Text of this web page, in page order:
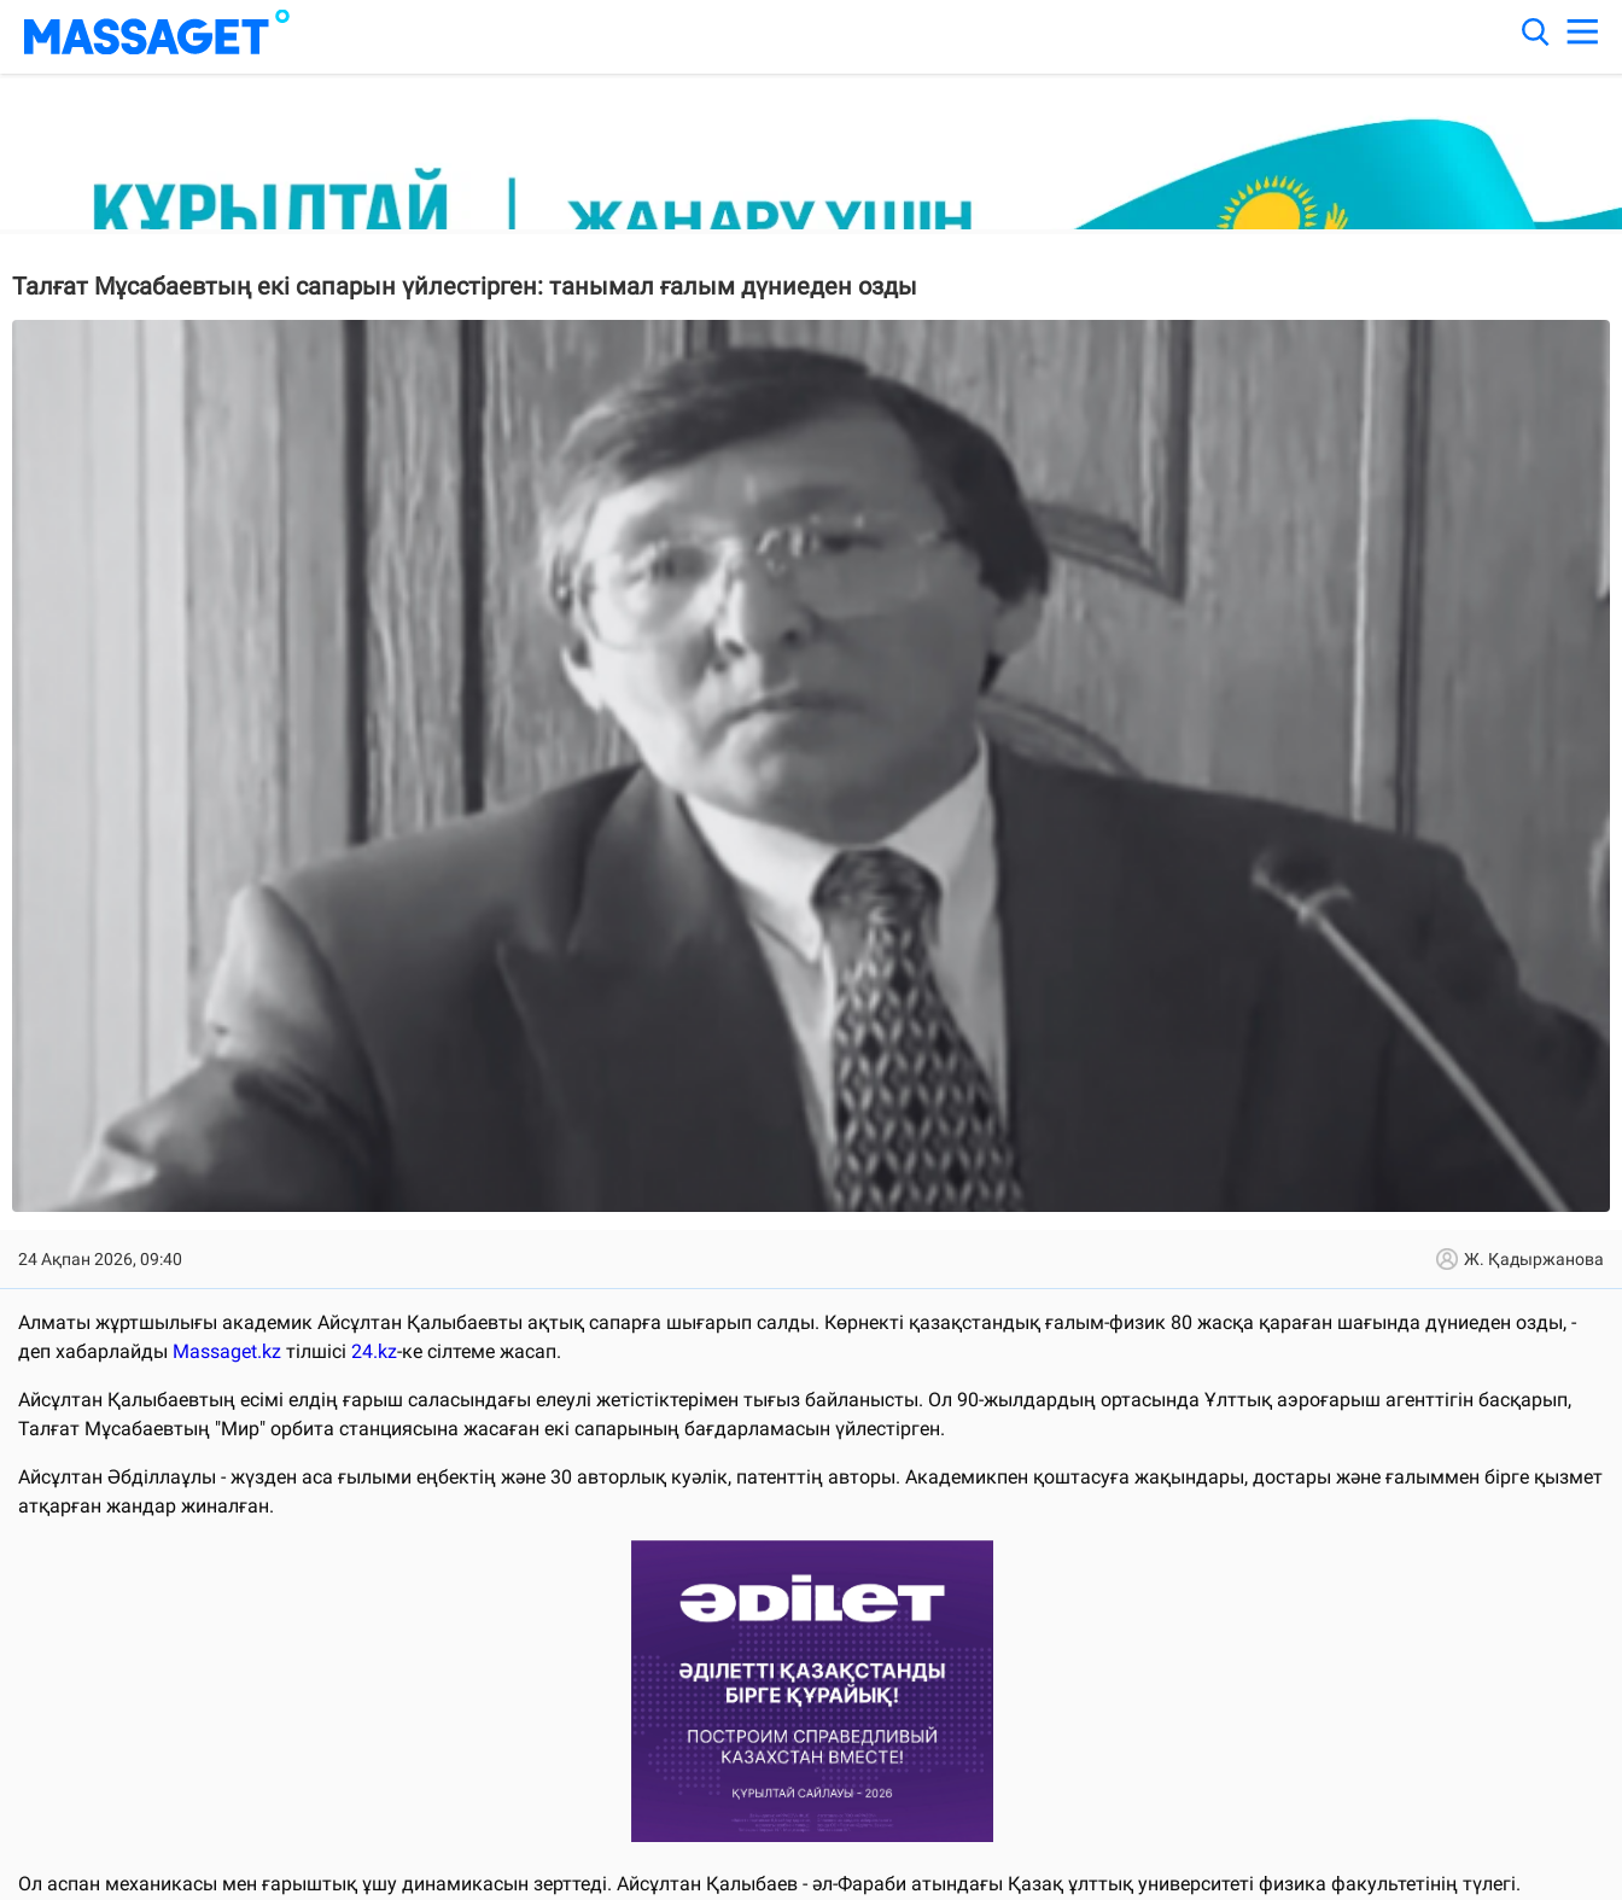
Талғат Мұсабаевтың екі сапарын үйлестірген: танымал ғалым дүниеден озды
24 Ақпан 2026, 09:40 Ж. Қадыржанова
Алматы жұртшылығы академик Айсұлтан Қалыбаевты ақтық сапарға шығарып салды. Көрнекті қазақстандық ғалым-физик 80 жасқа қараған шағында дүниеден озды, -
деп хабарлайды Massaget.kz тілшісі 24.kz-ке сілтеме жасап.
Айсұлтан Қалыбаевтың есімі елдің ғарыш саласындағы елеулі жетістіктерімен тығыз байланысты. Ол 90-жылдардың ортасында Ұлттық аэроғарыш агенттігін басқарып,
Талғат Мұсабаевтың "Мир" орбита станциясына жасаған екі сапарының бағдарламасын үйлестірген.
Айсұлтан Әбділлаұлы - жүзден аса ғылыми еңбектің және 30 авторлық куәлік, патенттің авторы. Академикпен қоштасуға жақындары, достары және ғалыммен бірге қызмет
атқарған жандар жиналған.
Ол аспан механикасы мен ғарыштық ұшу динамикасын зерттеді. Айсұлтан Қалыбаев - әл-Фараби атындағы Қазақ ұлттық университеті физика факультетінің түлегі.